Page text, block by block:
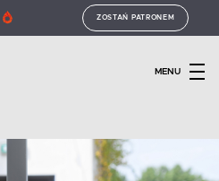
ZOSTAŃ PATRONEM
MENU